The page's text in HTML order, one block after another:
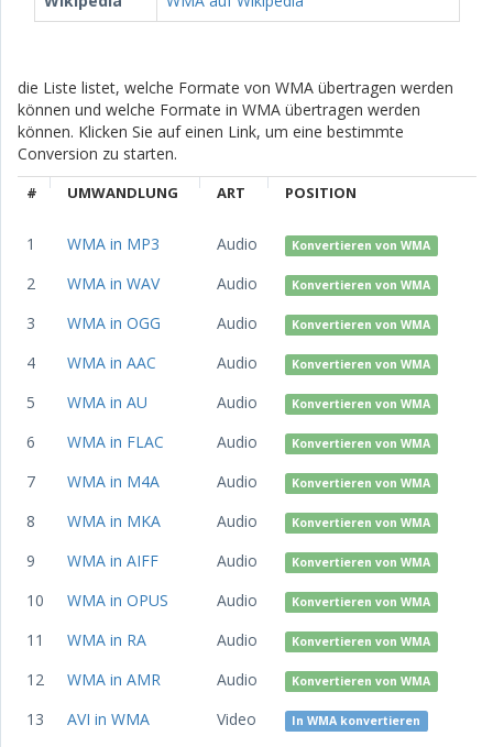
die Liste listet, welche Formate von WMA übertragen werden
können und welche Formate in WMA übertragen werden
können. Klicken Sie auf einen Link, um eine bestimmte
Conversion zu starten.
# UMWANDLUNG ART POSITION
1 WMA in MP3 Audio Konvertieren von WMA
2 WMA in WAV Audio Konvertieren von WMA
3 WMA in OGG Audio Konvertieren von WMA
4 WMA in AAC Audio Konvertieren von WMA
5 WMA in AU Audio Konvertieren von WMA
6 WMA in FLAC Audio Konvertieren von WMA
7 WMA in M4A Audio Konvertieren von WMA
8 WMA in MKA Audio Konvertieren von WMA
9 WMA in AIFF Audio Konvertieren von WMA
10 WMA in OPUS Audio Konvertieren von WMA
11 WMA in RA Audio Konvertieren von WMA
12 WMA in AMR Audio Konvertieren von WMA
13 AVI in WMA Video In WMA konvertieren